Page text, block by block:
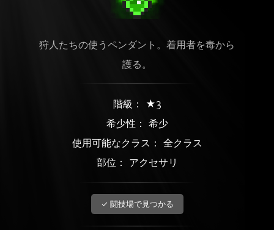
狩人たちの使うペンダント。着用者を毒から
護る。
階級： ★3
希少性： 希少
使用可能なクラス： 全クラス
部位： アクセサリ
✓ 闘技場で見つかる